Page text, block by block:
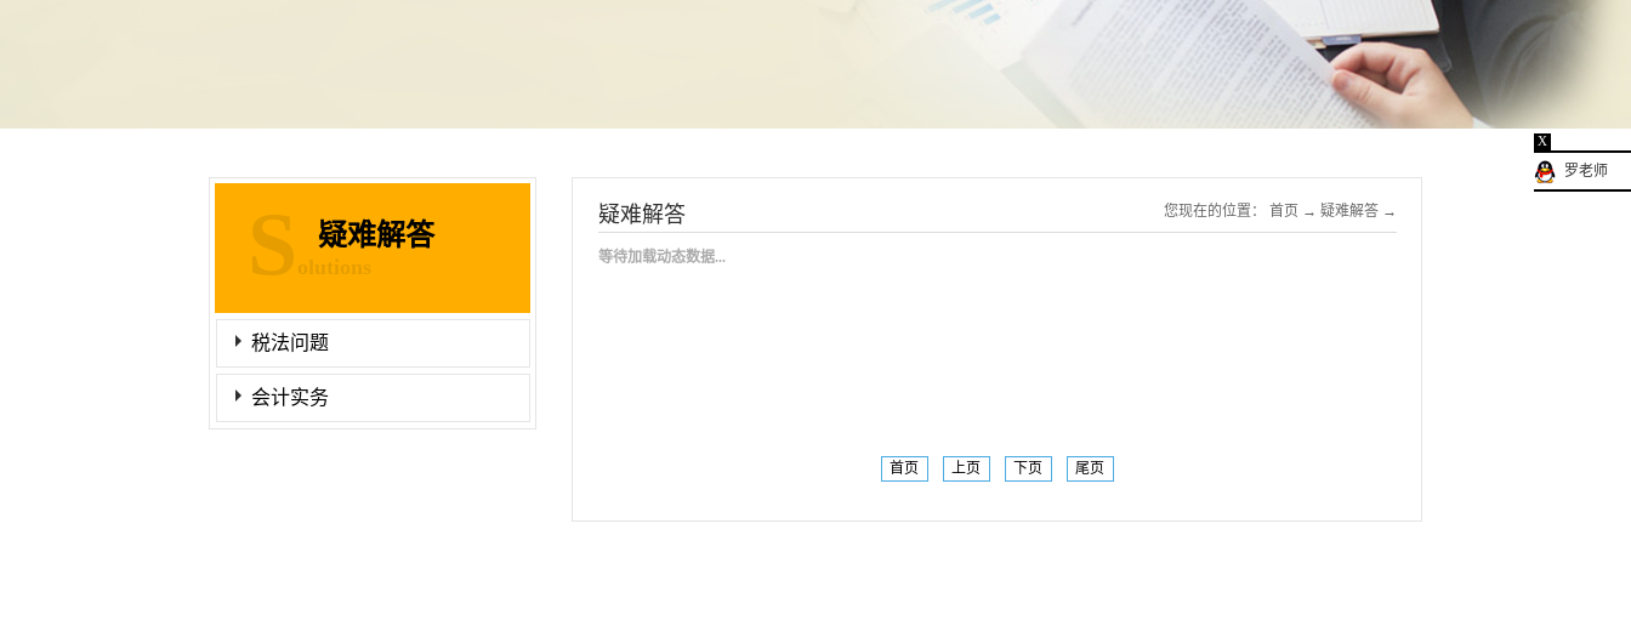
疑难解答
S olutions
税法问题
会计实务
疑难解答 您现在的位置： 首页 → 疑难解答 →
等待加载动态数据...
首页 上页 下页 尾页
X
罗老师